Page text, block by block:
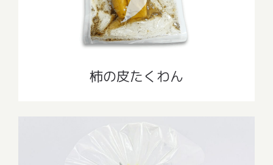
柿の皮たくわん